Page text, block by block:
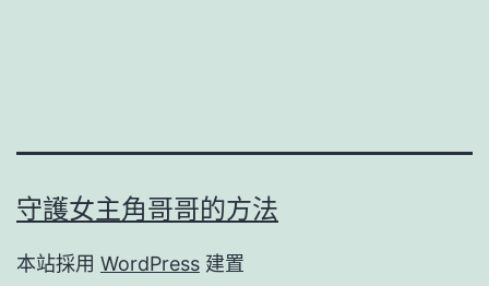
守護女主角哥哥的方法
本站採用 WordPress 建置